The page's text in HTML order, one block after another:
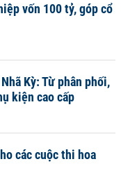
vốn 100 tỷ, góp cổ
Kỳ: Từ phân phối,
kiện cao cấp
các cuộc thi hoa